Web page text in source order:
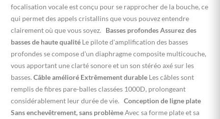
focalisation vocale est conçu pour se rapprocher de la bouche, ce
qui permet des appels cristallins que vous pouvez entendre
clairement où que vous soyez. Basses profondesAssurez des
basses de haute qualité Le pilote d'amplification des basses
profondes se compose d'un diaphragme composite multicouche,
vous apportant une clarté sonore et un son stéréo axé sur les
basses. Câble amélioré Extrêmement durable Les câbles sont
remplis de fibres pare-balles classées 1000D, prolongeant
considérablement leur durée de vie. Conception de ligne plate
Sans enchevêtrement, sans problèmeAvec sa forme plate et sa